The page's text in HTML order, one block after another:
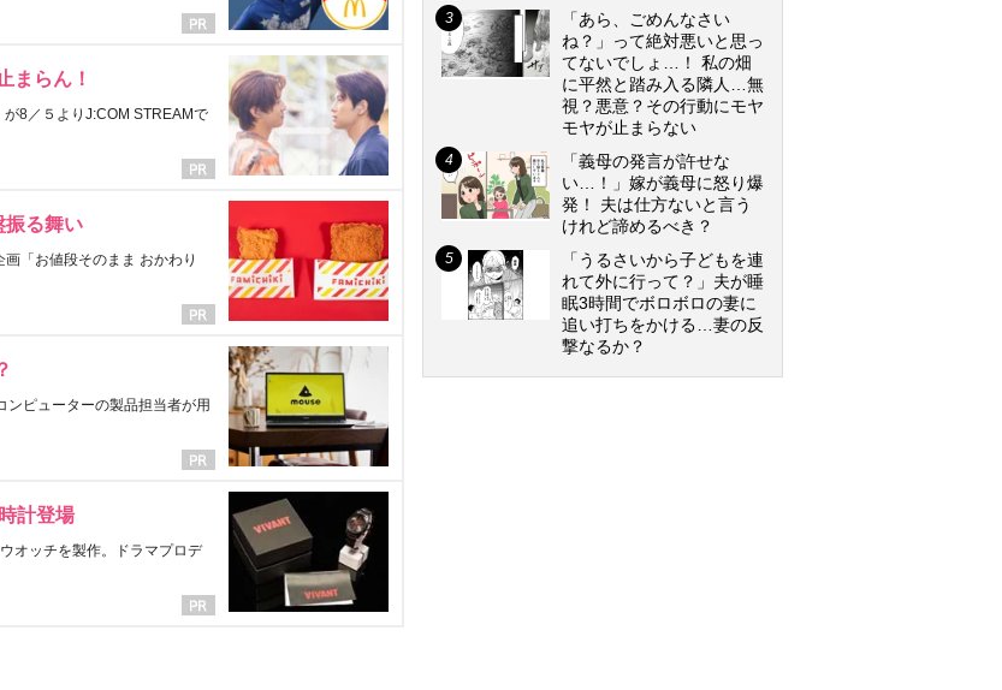
まらん！
8／５よりJ:COM STREAMで
振る舞い
「お値段そのまま おかわり
ンピューターの製品担当者が用
計登場
オッチを製作。ドラマプロデ
「あら、ごめんなさい
ね？」って絶対悪いと思っ
てないでしょ…！ 私の畑
に平然と踏み入る隣人…無
視？悪意？その行動にモヤ
モヤが止まらない
「義母の発言が許せな
い…！」嫁が義母に怒り爆
発！ 夫は仕方ないと言う
けれど諦めるべき？
「うるさいから子どもを連
れて外に行って？」夫が睡
眠3時間でボロボロの妻に
追い打ちをかける…妻の反
撃なるか？